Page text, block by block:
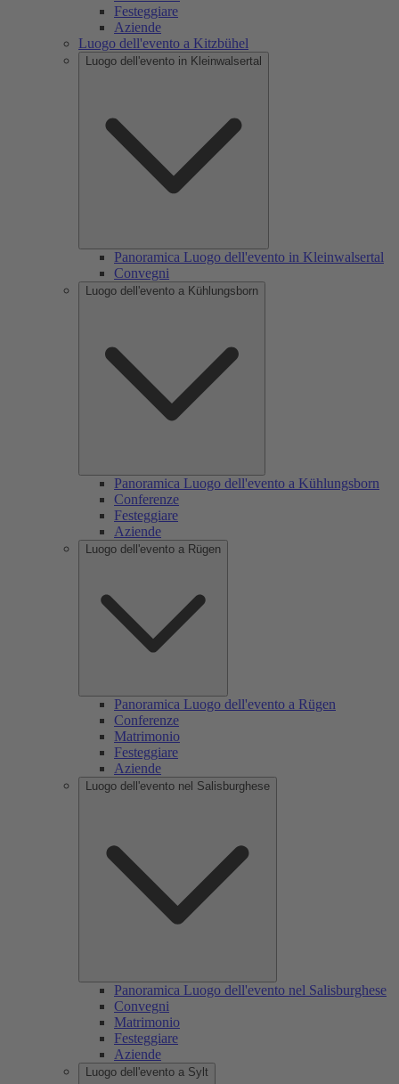
Festeggiare
Aziende
Luogo dell'evento a Kitzbühel
Luogo dell'evento in Kleinwalsertal
Panoramica Luogo dell'evento in Kleinwalsertal
Convegni
Luogo dell'evento a Kühlungsborn
Panoramica Luogo dell'evento a Kühlungsborn
Conferenze
Festeggiare
Aziende
Luogo dell'evento a Rügen
Panoramica Luogo dell'evento a Rügen
Conferenze
Matrimonio
Festeggiare
Aziende
Luogo dell'evento nel Salisburghese
Panoramica Luogo dell'evento nel Salisburghese
Convegni
Matrimonio
Festeggiare
Aziende
Luogo dell'evento a Sylt